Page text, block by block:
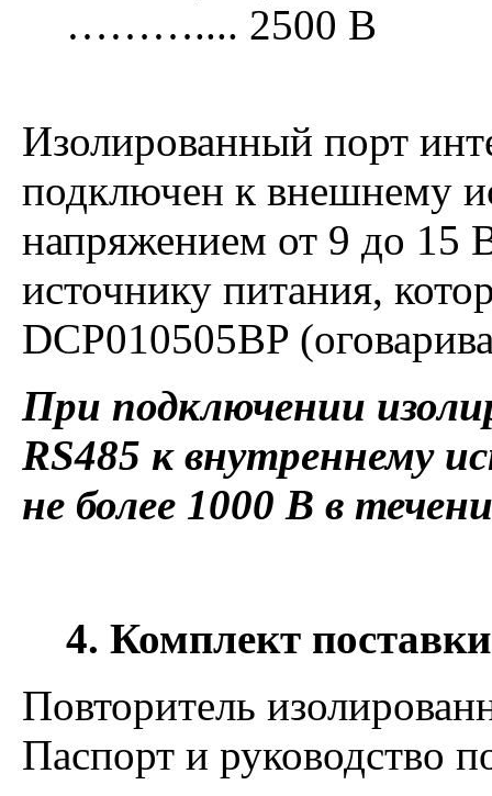
……….... 2500 В
Изолированный порт
подключен к внешнему
напряжением от 9 до 15
источнику питания,
DCP010505BP
При подключении
RS485 к внутреннему
не более 1000 В в
4. Комплект
Повторитель
Паспорт и руководство